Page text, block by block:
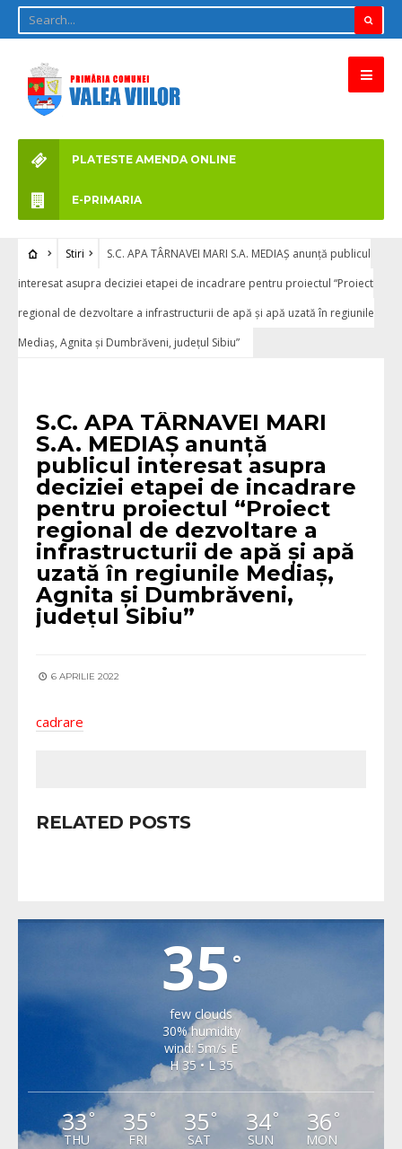
PLATESTE AMENDA ONLINE
E-PRIMARIA
Stiri
S.C. APA TÂRNAVEI MARI S.A. MEDIAȘ anunță publicul
interesat asupra deciziei etapei de incadrare pentru proiectul “Proiect
regional de dezvoltare a infrastructurii de apă și apă uzată în regiunile
Mediaș, Agnita și Dumbrăveni, județul Sibiu”
S.C. APA TÂRNAVEI MARI
S.A. MEDIAȘ anunță
publicul interesat asupra
deciziei etapei de incadrare
pentru proiectul “Proiect
regional de dezvoltare a
infrastructurii de apă și apă
uzată în regiunile Mediaș,
Agnita și Dumbrăveni,
județul Sibiu”
6 APRILIE 2022
cadrare
RELATED POSTS
35 °
few clouds
30% humidity
wind: 5m/s E
H 35 • L 35
33°
THU
35 °
FRI
35 °
SAT
34°
SUN
36 °
MON